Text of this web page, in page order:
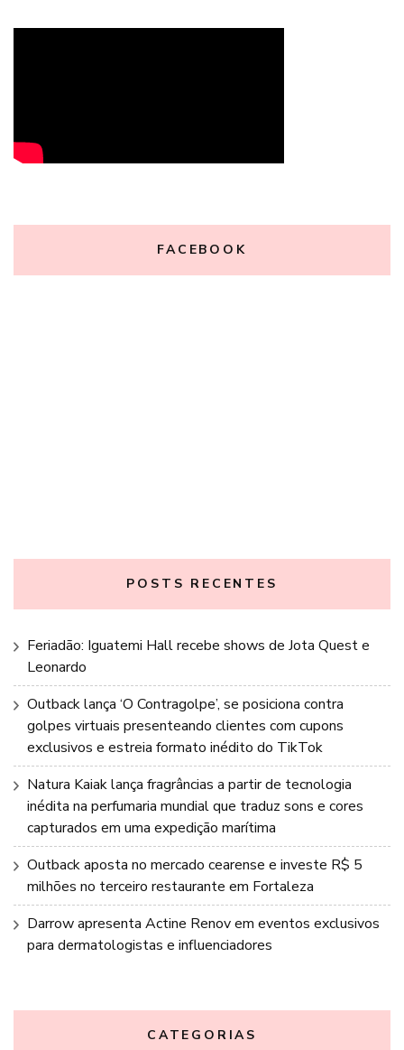
FACEBOOK
POSTS RECENTES
Feriadão: Iguatemi Hall recebe shows de Jota Quest e
Leonardo
Outback lança ‘O Contragolpe’, se posiciona contra
golpes virtuais presenteando clientes com cupons
exclusivos e estreia formato inédito do TikTok
Natura Kaiak lança fragrâncias a partir de tecnologia
inédita na perfumaria mundial que traduz sons e cores
capturados em uma expedição marítima
Outback aposta no mercado cearense e investe R$ 5
milhões no terceiro restaurante em Fortaleza
Darrow apresenta Actine Renov em eventos exclusivos
para dermatologistas e influenciadores
CATEGORIAS